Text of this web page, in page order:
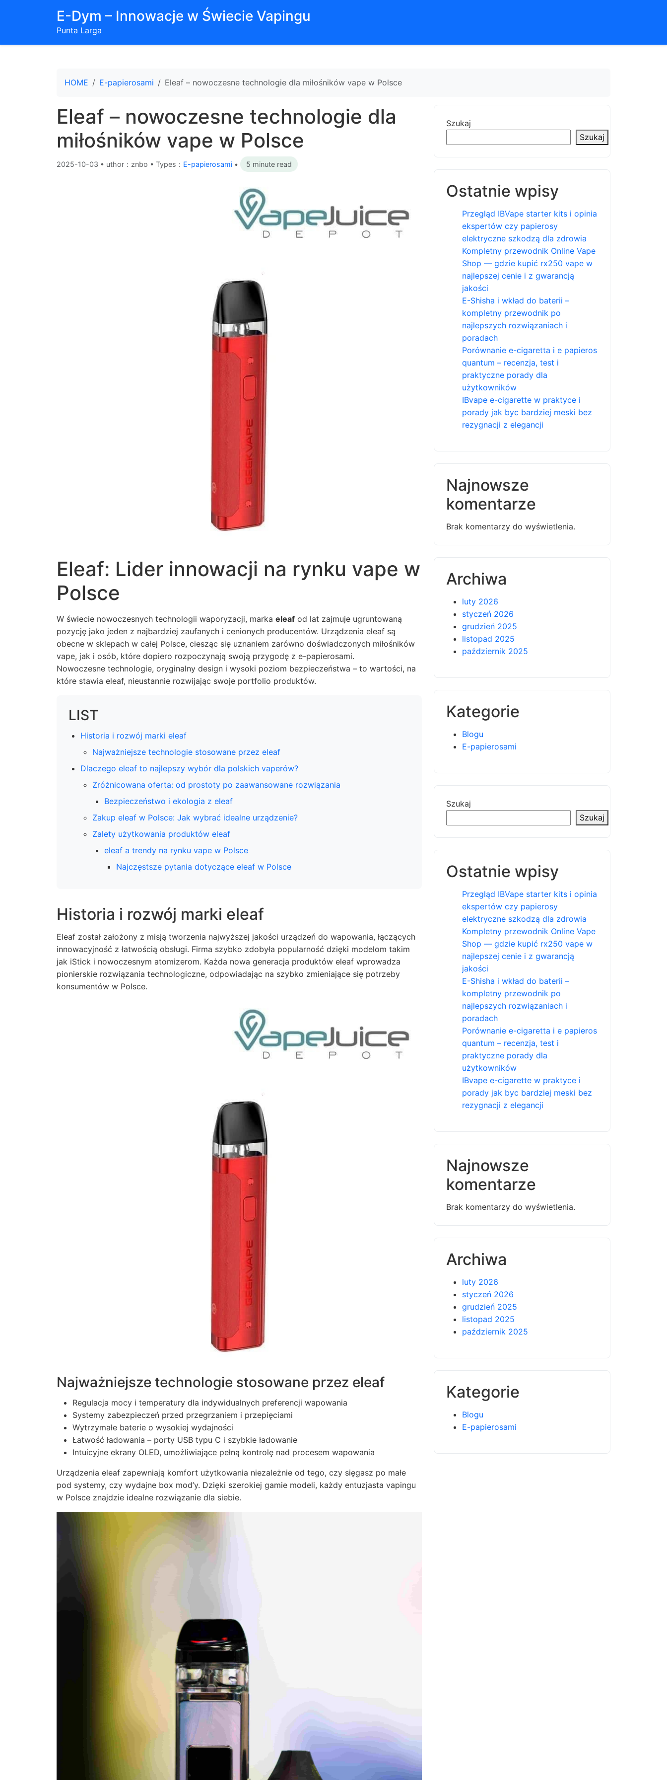
E-Dym – Innowacje w Świecie Vapingu
Punta Larga
HOME E-papierosami Eleaf – nowoczesne technologie dla miłośników vape w Polsce
Eleaf – nowoczesne technologie dla
miłośników vape w Polsce
2025-10-03 • uthor：znbo • Types： E-papierosami • 5 minute read
Eleaf: Lider innowacji na rynku vape w
Polsce
W świecie nowoczesnych technologii waporyzacji, marka eleaf od lat zajmuje ugruntowaną
pozycję jako jeden z najbardziej zaufanych i cenionych producentów. Urządzenia eleaf są
obecne w sklepach w całej Polsce, ciesząc się uznaniem zarówno doświadczonych miłośników
vape, jak i osób, które dopiero rozpoczynają swoją przygodę z e-papierosami.
Nowoczesne technologie, oryginalny design i wysoki poziom bezpieczeństwa – to wartości, na
które stawia eleaf, nieustannie rozwijając swoje portfolio produktów.
LIST
Historia i rozwój marki eleaf
Najważniejsze technologie stosowane przez eleaf
Dlaczego eleaf to najlepszy wybór dla polskich vaperów?
Zróżnicowana oferta: od prostoty po zaawansowane rozwiązania
Bezpieczeństwo i ekologia z eleaf
Zakup eleaf w Polsce: Jak wybrać idealne urządzenie?
Zalety użytkowania produktów eleaf
eleaf a trendy na rynku vape w Polsce
Najczęstsze pytania dotyczące eleaf w Polsce
Historia i rozwój marki eleaf
Eleaf został założony z misją tworzenia najwyższej jakości urządzeń do wapowania, łączących
innowacyjność z łatwością obsługi. Firma szybko zdobyła popularność dzięki modelom takim
jak iStick i nowoczesnym atomizerom. Każda nowa generacja produktów eleaf wprowadza
pionierskie rozwiązania technologiczne, odpowiadając na szybko zmieniające się potrzeby
konsumentów w Polsce.
Najważniejsze technologie stosowane przez eleaf
Regulacja mocy i temperatury dla indywidualnych preferencji wapowania
Systemy zabezpieczeń przed przegrzaniem i przepięciami
Wytrzymałe baterie o wysokiej wydajności
Łatwość ładowania – porty USB typu C i szybkie ładowanie
Intuicyjne ekrany OLED, umożliwiające pełną kontrolę nad procesem wapowania
Urządzenia eleaf zapewniają komfort użytkowania niezależnie od tego, czy sięgasz po małe
pod systemy, czy wydajne box mod’y. Dzięki szerokiej gamie modeli, każdy entuzjasta vapingu
w Polsce znajdzie idealne rozwiązanie dla siebie.
Szukaj
Szukaj
Ostatnie wpisy
Przegląd IBVape starter kits i opinia
ekspertów czy papierosy
elektryczne szkodzą dla zdrowia
Kompletny przewodnik Online Vape
Shop — gdzie kupić rx250 vape w
najlepszej cenie i z gwarancją
jakości
E-Shisha i wkład do baterii –
kompletny przewodnik po
najlepszych rozwiązaniach i
poradach
Porównanie e-cigaretta i e papieros
quantum – recenzja, test i
praktyczne porady dla
użytkowników
IBvape e-cigarette w praktyce i
porady jak byc bardziej meski bez
rezygnacji z elegancji
Najnowsze
komentarze
Brak komentarzy do wyświetlenia.
Archiwa
luty 2026
styczeń 2026
grudzień 2025
listopad 2025
październik 2025
Kategorie
Blogu
E-papierosami
Szukaj
Szukaj
Ostatnie wpisy
Przegląd IBVape starter kits i opinia
ekspertów czy papierosy
elektryczne szkodzą dla zdrowia
Kompletny przewodnik Online Vape
Shop — gdzie kupić rx250 vape w
najlepszej cenie i z gwarancją
jakości
E-Shisha i wkład do baterii –
kompletny przewodnik po
najlepszych rozwiązaniach i
poradach
Porównanie e-cigaretta i e papieros
quantum – recenzja, test i
praktyczne porady dla
użytkowników
IBvape e-cigarette w praktyce i
porady jak byc bardziej meski bez
rezygnacji z elegancji
Najnowsze
komentarze
Brak komentarzy do wyświetlenia.
Archiwa
luty 2026
styczeń 2026
grudzień 2025
listopad 2025
październik 2025
Kategorie
Blogu
E-papierosami